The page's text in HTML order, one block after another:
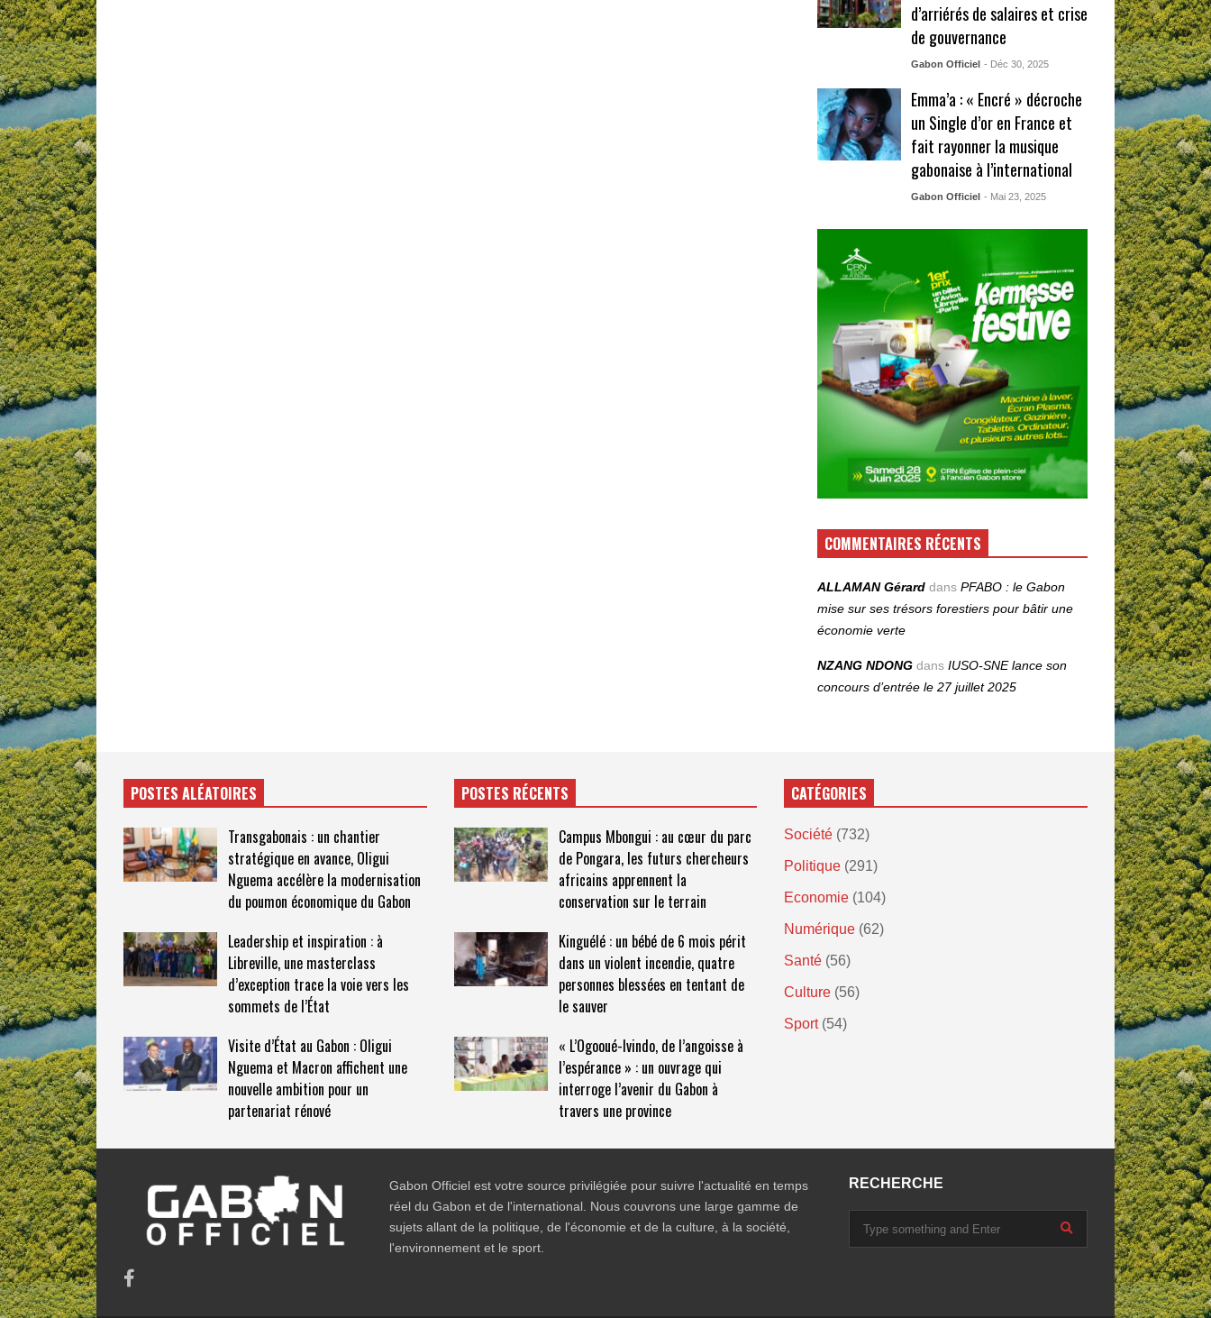
d’arriérés de salaires et crise
de gouvernance
Gabon Officiel - Déc 30, 2025
Emma’a : « Encré » décroche
un Single d’or en France et
fait rayonner la musique
gabonaise à l’international
Gabon Officiel - Mai 23, 2025
COMMENTAIRES RÉCENTS
ALLAMAN Gérard dansPFABO : le Gabon
mise sur ses trésors forestiers pour bâtir une
économie verte
NZANG NDONG dansIUSO‑SNE lance son
concours d’entrée le 27 juillet 2025
POSTES ALÉATOIRES
Transgabonais : un chantier
stratégique en avance, Oligui
Nguema accélère la modernisation
du poumon économique du Gabon
Leadership et inspiration : à
Libreville, une masterclass
d’exception trace la voie vers les
sommets de l’État
Visite d’État au Gabon : Oligui
Nguema et Macron affichent une
nouvelle ambition pour un
partenariat rénové
POSTES RÉCENTS
Campus Mbongui : au cœur du parc
de Pongara, les futurs chercheurs
africains apprennent la
conservation sur le terrain
Kinguélé : un bébé de 6 mois périt
dans un violent incendie, quatre
personnes blessées en tentant de
le sauver
« L’Ogooué-Ivindo, de l’angoisse à
l’espérance » : un ouvrage qui
interroge l’avenir du Gabon à
travers une province
CATÉGORIES
Société (732)
Politique (291)
Economie (104)
Numérique (62)
Santé (56)
Culture (56)
Sport (54)
Gabon Officiel est votre source privilégiée pour suivre l'actualité en temps
réel du Gabon et de l'international. Nous couvrons une large gamme de
sujets allant de la politique, de l'économie et de la culture, à la société,
l'environnement et le sport.
RECHERCHE